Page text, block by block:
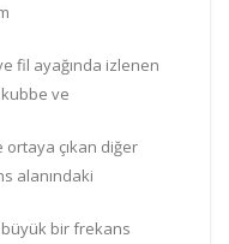
fil ayağında izlenen
ve
ortaya çıkan diğer
alanındaki
büyük bir frekans